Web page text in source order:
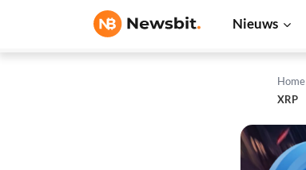
Nieuws
Home
XRP